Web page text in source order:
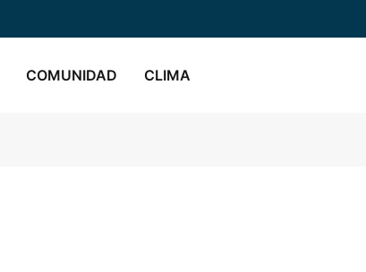
COMUNIDAD CLIMA